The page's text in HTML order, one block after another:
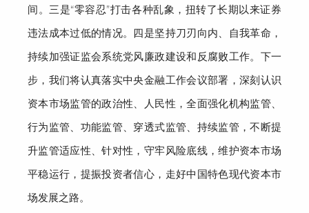
间。三是“零容忍”打击各种乱象，扭转了长期以来证券
违法成本过低的情况。四是坚持刀刃向内、自我革命，
持续加强证监会系统党风廉政建设和反腐败工作。下一
步，我们将认真落实中央金融工作会议部署， 深刻认识
资本市场监管的政治性、人民性，全面强化机构监管、
行为监管、功能监管、穿透式监管、持续监管 ，不断提
升监管适应性、针对性， 守牢风险底线，维护资本市场
平稳运行， 提振投资者信心，走好中国特色现代资本市
场发展之路。